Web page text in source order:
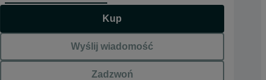
Kup
Wyślij wiadomość
Zadzwoń